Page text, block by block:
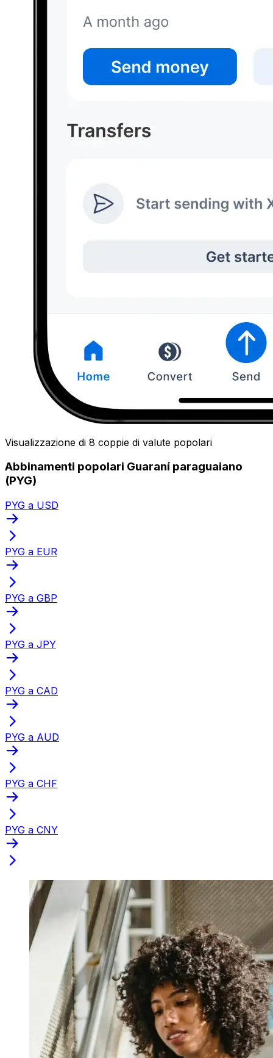
Visualizzazione di 8 coppie di valute popolari
Abbinamenti popolari Guaraní paraguaiano
(PYG)
PYG a USD
PYG a EUR
PYG a GBP
PYG a JPY
PYG a CAD
PYG a AUD
PYG a CHF
PYG a CNY